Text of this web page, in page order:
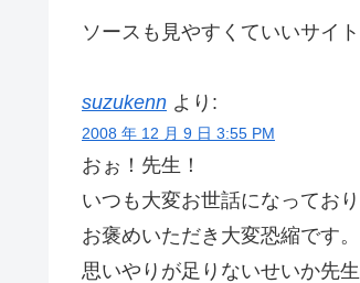
ソースも見やすくていいサイ
suzukenn より:
2008 年 12 月 9 日 3:55 PM
おぉ！先生！
いつも大変お世話になっており
お褒めいただき大変恐縮です。
思いやりが足りないせいか先